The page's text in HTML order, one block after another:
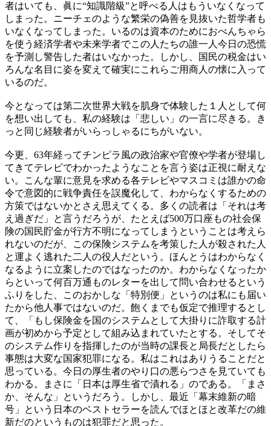
者はいても、眞に“知識階級”と呼べる人はもういなくなって
しまった。ニーチェのような繁栄の偽善を見抜いた哲学者も
いなくなってしまった。いるのは資本のためにおべんちゃら
を使う経済学者や未来学者でこの人たちの誰一人今日の恐慌
を予測し警告した者はいなかった。しかし、国民の税金はい
ろんな名目に姿を変えて確実にこれらご用商人の懐に入って
いるのだ。
今となっては第二次世界大戦を肌身で体験した１人として何
を想い出しても、私の経験は「悲しい」の一言に尽きる。き
っと同じ経験者がいらっしゃるにちがいない。
今更、63年経ってチンピラ風の政治家や官僚や学者が登場し
てきてテレビでわかったようなことを言う姿は正視に耐えな
い。こんな輩に意見を求める各テレビやマスコミは誰かの命
令で意図的に戦争責任を誤魔化して、わからなくするための
方策ではないかとさえ思えてくる。多くの読者は「それは考
え過ぎだ」と言うだろうが、たとえば500万口座もの社会保
険の国民貯金が行方不明になってしまうということは考えら
れないのだが、この保険システムを考策した人が殺された人
と運よく逃れた二人の役人だという。ほんとうはわからなく
なるように立案したのではなったのか。わからなくなったか
らといって何百万通ものレターを出して問い合わせるという
ふりをした、このおかしな「特別便」というのは私にも届い
たから他人事ではないのだ。飽くまでも仮定で推理するとし
て、「もし保険金を国のシステムとして大掛りに詐取する計
画が初めから予定として組み込まれていたとする。そしてそ
のシステム作りを指揮したのが当時の課長と局長だとしたら
事態は大変な国家犯罪になる。私はこれはありうることだと
思っている。今日の厚生者のやり口の悪らつさを見ていても
わかる。まさに「日本は厚生省で漬れる」のである。「まさ
か、そんな」というだろう。しかし、最近「幕末維新の暗
号」という日本のベストセラーを読んでほとほと改革だの維
新だのというものは犯罪だと思った。